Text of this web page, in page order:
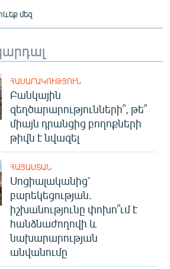
մեզ
ՀԱՍԱՐԱԿՈՒԹՅՈՒՆ
Բանկային
զեղծարարությունների՞, թե՞
միայն դրանցից բողոքների
թիվն է նվազել
ՀԱՅԱՍՏԱՆ
Սոցիալականից՝
բարեկեցության.
իշխանությունը փոխո՞ւմ է
հանձնաժողովի և
նախարարության
անվանումը